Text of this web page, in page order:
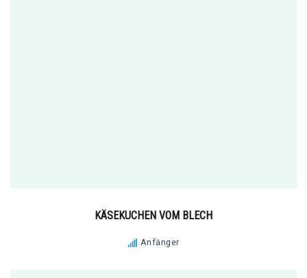
KÄSEKUCHEN VOM BLECH
Anfänger